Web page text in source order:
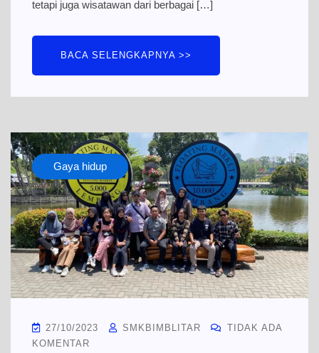
tetapi juga wisatawan dari berbagai […]
BACA SELENGKAPNYA >>
Gaya hidup
27/10/2023 SMKBIMBLITAR
TIDAK ADA
KOMENTAR